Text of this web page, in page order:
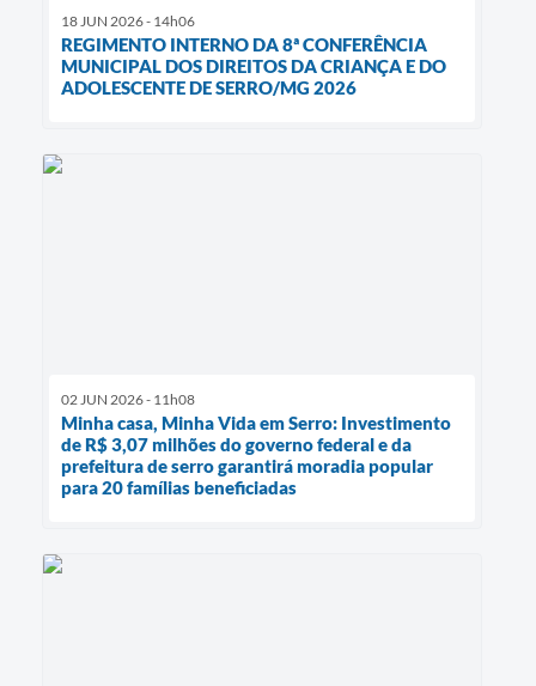
18 JUN 2026 - 14h06
REGIMENTO INTERNO DA 8ª CONFERÊNCIA
MUNICIPAL DOS DIREITOS DA CRIANÇA E DO
ADOLESCENTE DE SERRO/MG 2026
02 JUN 2026 - 11h08
Minha casa, Minha Vida em Serro: Investimento
de R$ 3,07 milhões do governo federal e da
prefeitura de serro garantirá moradia popular
para 20 famílias beneficiadas